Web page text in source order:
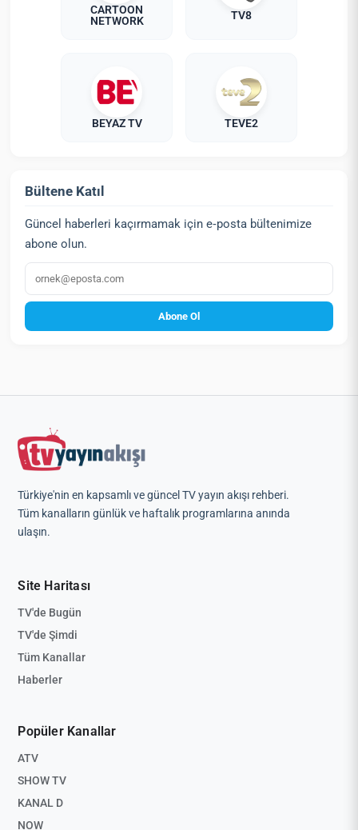
CARTOON
NETWORK
TV8
BEYAZ TV TEVE2
Bültene Katıl
Güncel haberleri kaçırmamak için e‑posta bültenimize
abone olun.
E‑posta
Abone Ol
Türkiye'nin en kapsamlı ve güncel TV yayın akışı rehberi.
Tüm kanalların günlük ve haftalık programlarına anında
ulaşın.
Site Haritası
TV'de Bugün
TV'de Şimdi
Tüm Kanallar
Haberler
Popüler Kanallar
ATV
SHOW TV
KANAL D
NOW